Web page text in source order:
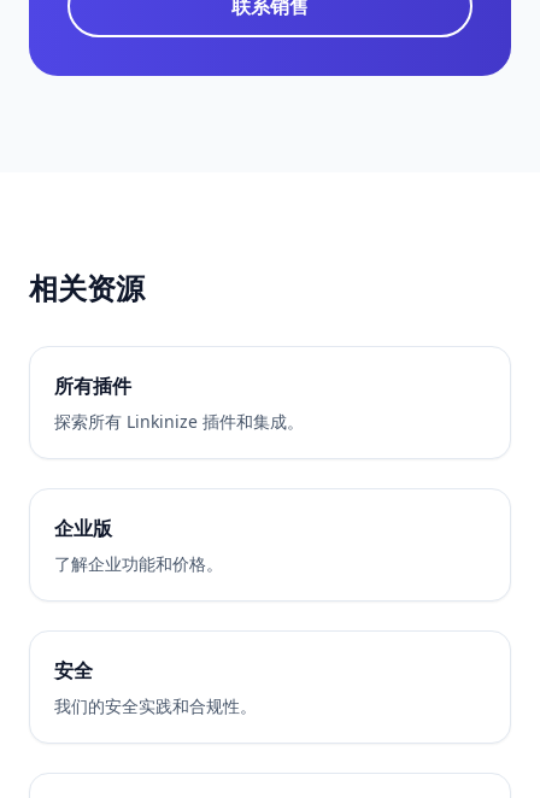
联系销售
相关资源
所有插件
探索所有 Linkinize 插件和集成。
企业版
了解企业功能和价格。
安全
我们的安全实践和合规性。